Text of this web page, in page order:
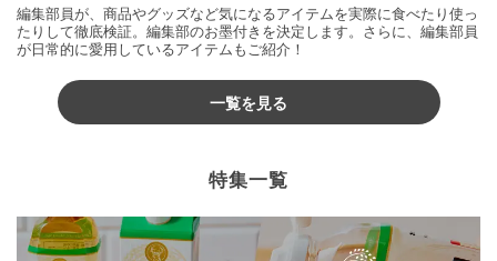
編集部員が、商品やグッズなど気になるアイテムを実際に食べたり使っ
たりして徹底検証。編集部のお墨付きを決定します。さらに、編集部員
が日常的に愛用しているアイテムもご紹介！
一覧を見る
特集一覧